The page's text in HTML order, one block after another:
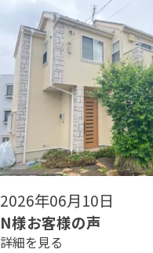
2026年06月08日
N様お客様の声
詳細を見る